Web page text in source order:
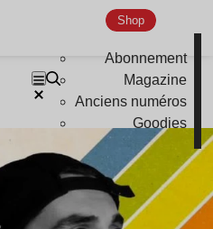
Shop
Abonnement
Magazine
Anciens numéros
Goodies